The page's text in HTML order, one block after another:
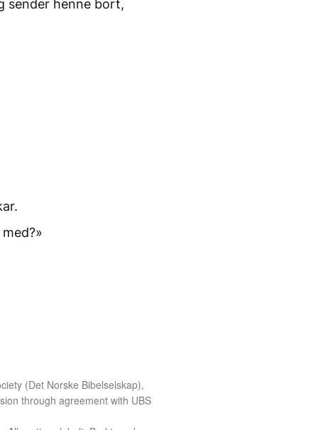
sender henne bort,
(Det Norske Bibelselskap),
through agreement with UBS